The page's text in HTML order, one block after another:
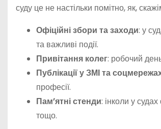
суду це не настільки помітно, як,
Офіційні збори та заходи: у
та важливі події.
Привітання колег: робочий
Публікації у ЗМІ та
професії.
Пам’ятні стенди: інколи у
тощо.